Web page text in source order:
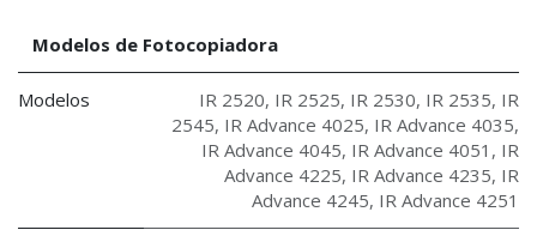
Modelos de Fotocopiadora
Modelos IR 2520, IR 2525, IR 2530, IR 2535, IR
2545, IR Advance 4025, IR Advance 4035,
IR Advance 4045, IR Advance 4051 , IR
Advance 4225, IR Advance 4235, IR
Advance 4245, IR Advance 4251